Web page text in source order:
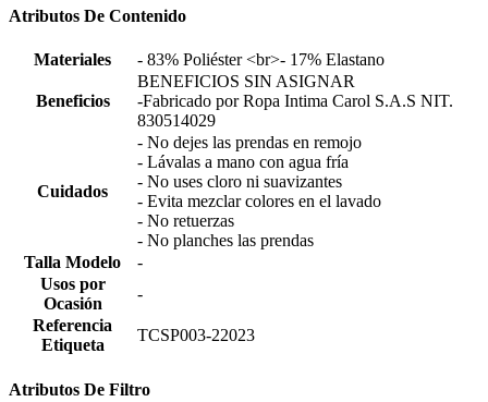
Atributos De Contenido
Materiales - 83% Poliéster <br>- 17% Elastano
Beneficios
BENEFICIOS SIN ASIGNAR
-Fabricado por Ropa Intima Carol S.A.S NIT.
830514029
Cuidados
- No dejes las prendas en remojo
- Lávalas a mano con agua fría
- No uses cloro ni suavizantes
- Evita mezclar colores en el lavado
- No retuerzas
- No planches las prendas
Talla Modelo
-
Usos por
Ocasión
-
Referencia
Etiqueta
TCSP003-22023
Atributos De Filtro